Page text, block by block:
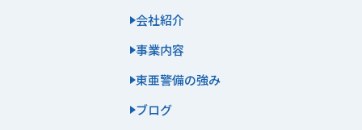
会社紹介
事業内容
東亜警備の強み
ブログ